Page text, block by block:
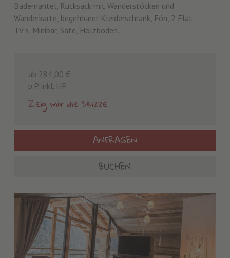
Bademantel, Rucksack mit Wanderstöcken und
Wanderkarte, begehbarer Kleiderschrank, Fön, 2 Flat
TV’s, Minibar, Safe, Holzboden.
ab 284,00 €
p.P. inkl. HP
Zeig mir die Skizze
ANFRAGEN
BUCHEN